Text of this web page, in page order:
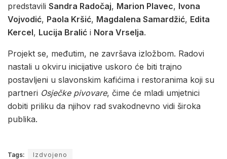
predstavili Sandra Radočaj, Marion Plavec, Ivona
Vojvodić, Paola Kršić, Magdalena Samardžić, Edita
Kercel, Lucija Bralić i Nora Vrselja.
Projekt se, međutim, ne završava izložbom. Radovi
nastali u okviru inicijative uskoro će biti trajno
postavljeni u slavonskim kafićima i restoranima koji su
partneri Osječke pivovare, čime će mladi umjetnici
dobiti priliku da njihov rad svakodnevno vidi široka
publika.
Tags: Izdvojeno